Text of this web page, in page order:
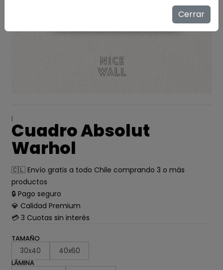
|
Cuadro Absolut
Warhol
🇨🇱 Envío gratis a todo Chile comprando 3 o más
productos
🔒 Pago seguro
💎 Calidad Premium
💳 3 Cuotas sin interés
TAMAÑO
30x40 40x60
LÁMINA
Cerrar